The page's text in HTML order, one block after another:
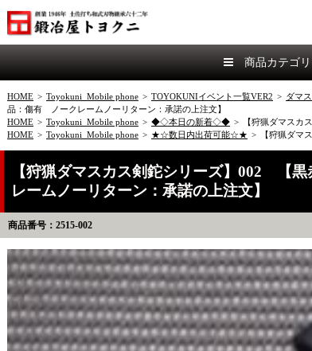
商品カテゴリ
HOME > Toyokuni_Mobile phone > TOYOKUNIイベント一覧VER2 > ダマ
品：傷有 ノークレームノーリターン：承諾の上注文】
HOME > Toyokuni_Mobile phone > ◆◇本日の新着◇◆ >
【狩猟ダマスカ
HOME > Toyokuni_Mobile phone > ★☆数日内出荷可能☆★ > 【狩猟ダマ
【狩猟ダマスカス剣鉈シリーズ】002 【
レームノーリターン：承諾の上注文】
商品番号：2515-002